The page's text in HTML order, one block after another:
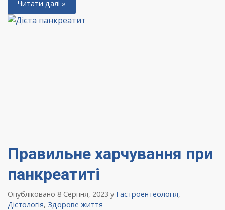
Читати далі »
Правильне харчування при
панкреатиті
Опубліковано 8 Серпня, 2023 у Гастроентеологія,
Дієтологія, Здорове життя